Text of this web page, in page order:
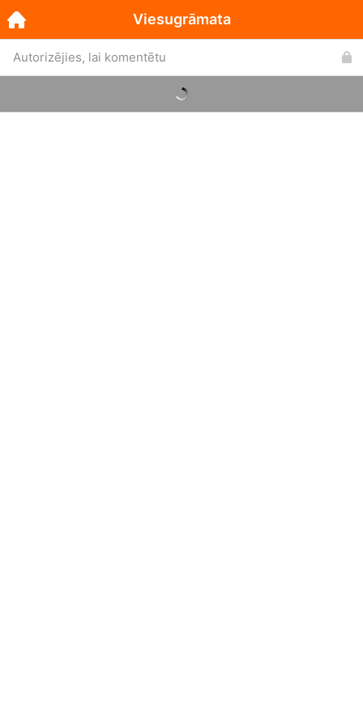
Autorizējies, lai komentētu
Viesugrāmata